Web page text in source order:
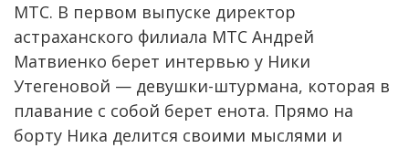
МТС. В первом выпуске директор
астраханского филиала МТС Андрей
Матвиенко берет интервью у Ники
Утегеновой — девушки-штурмана, которая в
плавание с собой берет енота. Прямо на
борту Ника делится своими мыслями и